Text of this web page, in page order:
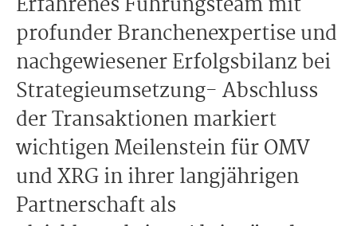
profunder Branchenexpertise und
nachgewiesener Erfolgsbilanz bei
Strategieumsetzung- Abschluss
der Transaktionen markiert
wichtigen Meilenstein für OMV
und XRG in ihrer langjährigen
Partnerschaft als